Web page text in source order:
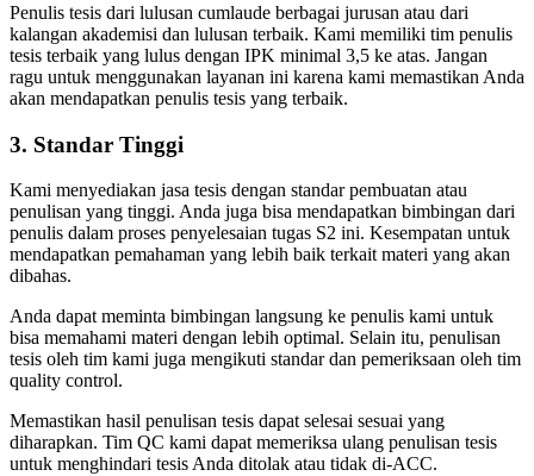
Penulis tesis dari lulusan cumlaude berbagai jurusan atau dari
kalangan akademisi dan lulusan terbaik. Kami memiliki tim penulis
tesis terbaik yang lulus dengan IPK minimal 3,5 ke atas. Jangan
ragu untuk menggunakan layanan ini karena kami memastikan Anda
akan mendapatkan penulis tesis yang terbaik.
3. Standar Tinggi
Kami menyediakan jasa tesis dengan standar pembuatan atau
penulisan yang tinggi. Anda juga bisa mendapatkan bimbingan dari
penulis dalam proses penyelesaian tugas S2 ini. Kesempatan untuk
mendapatkan pemahaman yang lebih baik terkait materi yang akan
dibahas.
Anda dapat meminta bimbingan langsung ke penulis kami untuk
bisa memahami materi dengan lebih optimal. Selain itu, penulisan
tesis oleh tim kami juga mengikuti standar dan pemeriksaan oleh tim
quality control.
Memastikan hasil penulisan tesis dapat selesai sesuai yang
diharapkan. Tim QC kami dapat memeriksa ulang penulisan tesis
untuk menghindari tesis Anda ditolak atau tidak di-ACC.